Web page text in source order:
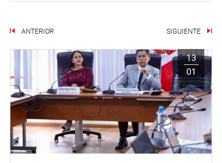
ANTERIOR SIGUIENTE
13
01